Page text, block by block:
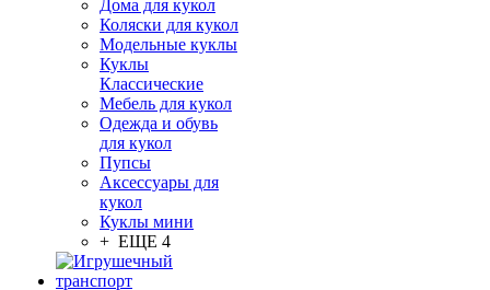
Дома для кукол
Коляски для кукол
Модельные куклы
Куклы
Классические
Мебель для кукол
Одежда и обувь
для кукол
Пупсы
Аксессуары для
кукол
Куклы мини
+ ЕЩЕ 4